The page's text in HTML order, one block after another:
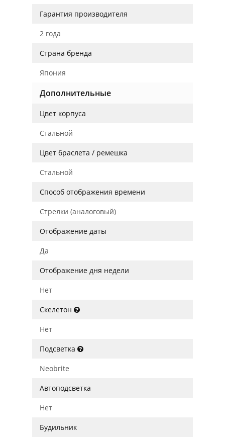
Гарантия производителя
2 года
Страна бренда
Япония
Дополнительные
Цвет корпуса
Стальной
Цвет браслета / ремешка
Стальной
Способ отображения времени
Стрелки (аналоговый)
Отображение даты
Да
Отображение дня недели
Нет
Скелетон
Нет
Подсветка
Neobrite
Автоподсветка
Нет
Будильник